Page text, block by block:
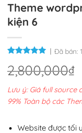
Theme
kiện 6
Đã bán:
2,800,000₫
Lưu ý: Giá full source
99% Toàn bộ các
Website được tối